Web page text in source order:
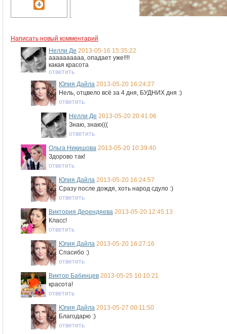
Написать новый комментарий
Нелли Де 2013-05-16 15:35:22
аааааааааа, опадает уже!!!!
какая красота
ответить
Юлия Дайла 2013-05-20 16:24:27
Нель, отцвело всё за 4 дня, БУДНИХ дня :)
ответить
Нелли Де 2013-05-20 20:41:06
Знаю, знаю(((
ответить
Ольга Никишова 2013-05-20 10:39:40
Здорово так!
ответить
Юлия Дайла 2013-05-20 16:24:57
Сразу после дождя, хоть народ сдуло :)
ответить
Виктория Дерендяева 2013-05-20 12:45:13
Класс!
ответить
Юлия Дайла 2013-05-20 16:27:16
Спасибо :)
ответить
Виктор Бабинцев 2013-05-25 10:10:21
красота!
ответить
Юлия Дайла 2013-05-27 00:11:50
Благодарю :)
ответить